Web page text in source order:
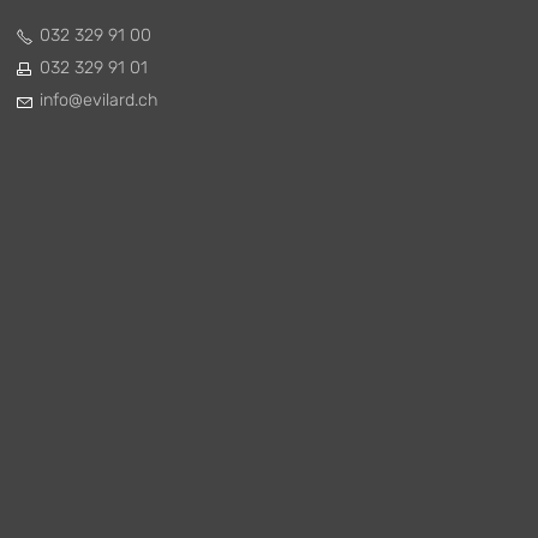
032 329 91 00
032 329 91 01
nf
v l rd ch